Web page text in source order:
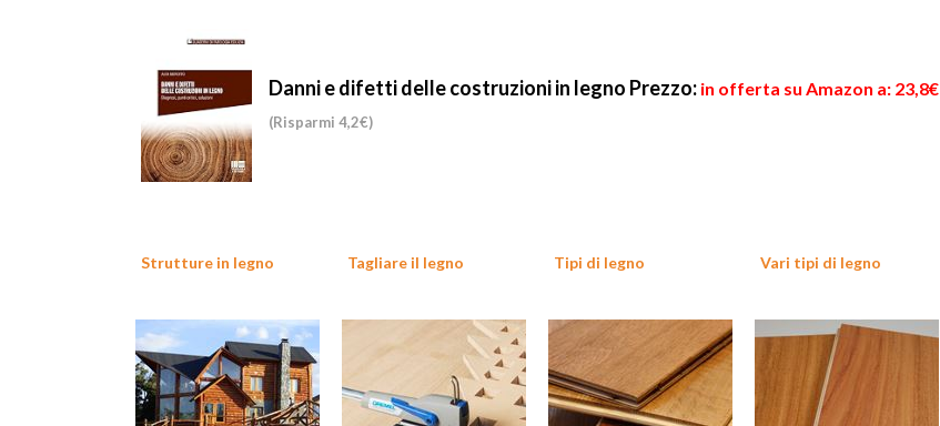
Danni e difetti delle costruzioni in legno Prezzo: in offerta su Amazon a: 23,8€
(Risparmi 4,2€)
Strutture in legno Tagliare il legno Tipi di legno Vari tipi di legno